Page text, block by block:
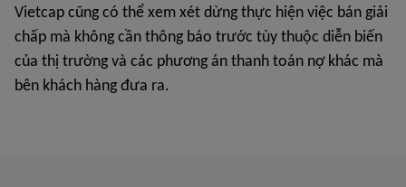
Vietcap cũng có thể xem xét dừng thực hiện việc bán giải
chấp mà không cần thông báo trước tùy thuộc diễn biến
của thị trường và các phương án thanh toán nợ khác mà
bên khách hàng đưa ra.